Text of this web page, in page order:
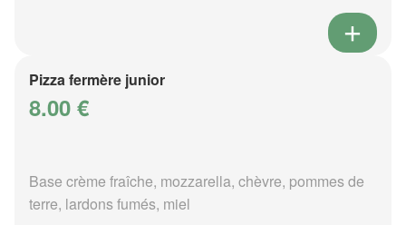
Pizza fermère junior
8.00 €
Base crème fraîche, mozzarella, chèvre, pommes de
terre, lardons fumés, miel